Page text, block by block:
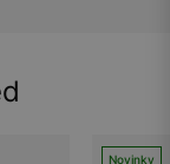
Novinky